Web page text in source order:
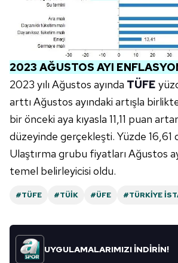
6698 sayılı Kişisel Verilerin Korunması
hazırlanmış Aydınlatma Metnimizi
ilgili mevzuata uygun olarak kullanılan
almak için lütfentıklayınız.
2023 AĞUSTOS AYI
2023 yılı Ağustos ayında TÜFE
arttı Ağustos ayındaki artışla
bir önceki aya kıyasla 11,11 puan
düzeyinde gerçekleşti. Yüzde 16,61
Ulaştırma grubu fiyatları Ağustos
temel belirleyicisi oldu.
#TÜFE #TÜİK #ÜFE #TÜRKIYE
UYGULAMALARIMIZI İNDİRİN!